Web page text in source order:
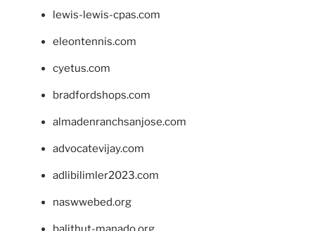
lewis-lewis-cpas.com
eleontennis.com
cyetus.com
bradfordshops.com
almadenranchsanjose.com
advocatevijay.com
adlibilimler2023.com
naswwebed.org